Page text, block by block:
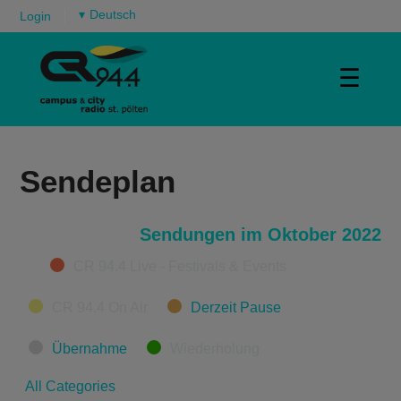
Login ▾
☰
Sendeplan
Sendungen im Oktober 2022
Categories
Derzeit Pause
Übernahme
All Categories